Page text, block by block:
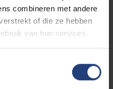
combineren met andere
of die ze hebben
van hun services.